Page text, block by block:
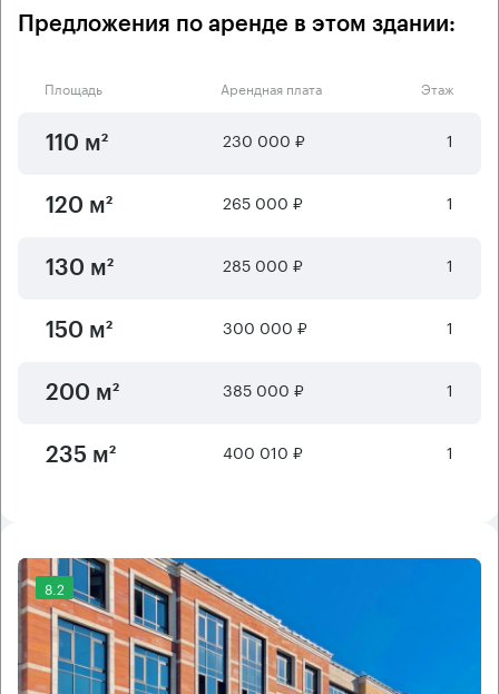
Предложения по аренде в этом здании:
Площадь Арендная плата Этаж
110 м² 230 000 ₽ 1
120 м² 265 000 ₽ 1
130 м² 285 000 ₽ 1
150 м² 300 000 ₽ 1
200 м² 385 000 ₽ 1
235 м² 400 010 ₽ 1
8.2